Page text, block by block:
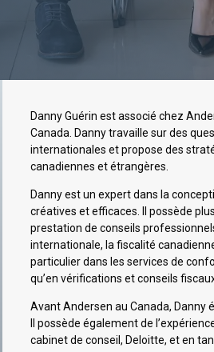
Danny Guérin est associé chez
Canada. Danny travaille sur des
internationales et propose des
canadiennes et étrangères.
Danny est un expert dans la
créatives et efficaces. Il possède
prestation de conseils
internationale, la fiscalité
particulier dans les services de
qu’en vérifications et conseils
Avant Andersen au Canada, Danny
Il possède également de
cabinet de conseil, Deloitte, et en